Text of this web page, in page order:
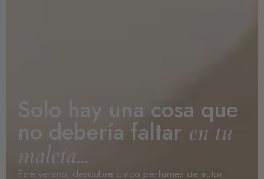
Solo hay una cosa que
no debería faltar en tu
maleta...
Este verano, descubre cinco perfumes de autor